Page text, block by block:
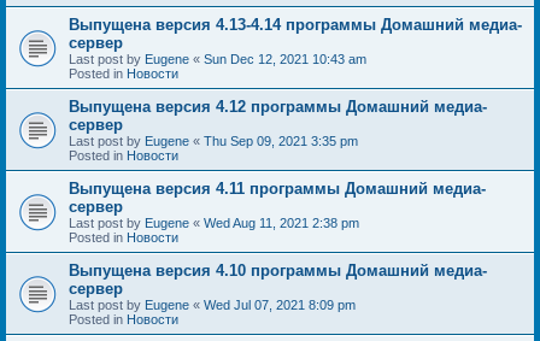
Выпущена версия 4.13-4.14 программы Домашний медиа-
сервер
Last post by Eugene « Sun Dec 12, 2021 10:43 am
Posted in Новости
Выпущена версия 4.12 программы Домашний медиа-
сервер
Last post by Eugene « Thu Sep 09, 2021 3:35 pm
Posted in Новости
Выпущена версия 4.11 программы Домашний медиа-
сервер
Last post by Eugene « Wed Aug 11, 2021 2:38 pm
Posted in Новости
Выпущена версия 4.10 программы Домашний медиа-
сервер
Last post by Eugene « Wed Jul 07, 2021 8:09 pm
Posted in Новости